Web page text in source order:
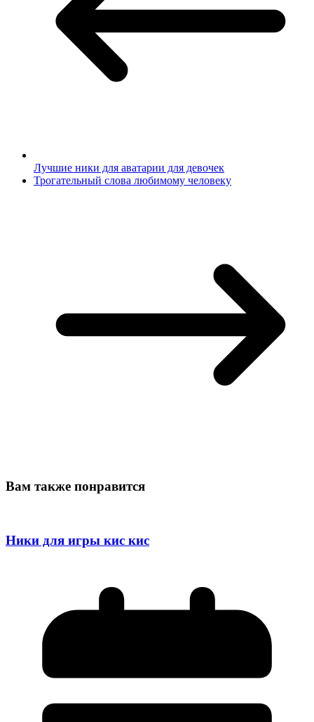
Лучшие ники для аватарии для девочек
Трогательный слова любимому человеку
Вам также понравится
Ники для игры кис кис